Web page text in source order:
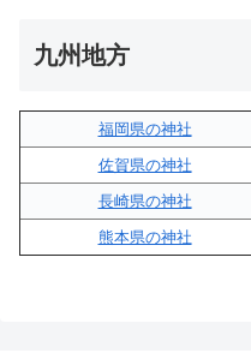
九州地方
福岡県の神社
佐賀県の神社
長崎県の神社
熊本県の神社